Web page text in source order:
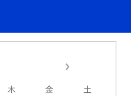
木 金 土